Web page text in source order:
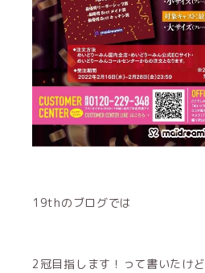
19thのブログでは
2冠目指します！って書いたけど